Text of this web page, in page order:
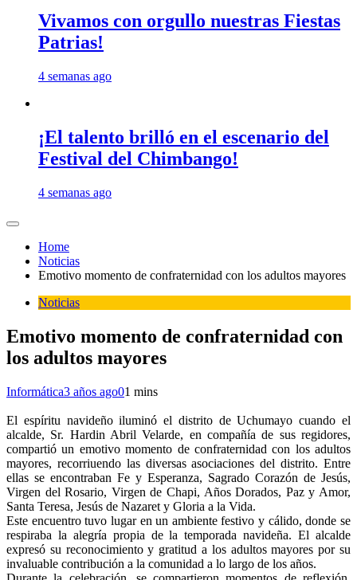
Vivamos con orgullo nuestras Fiestas
Patrias!
4 semanas ago
¡El talento brilló en el escenario del
Festival del Chimbango!
4 semanas ago
Home
Noticias
Emotivo momento de confraternidad con los adultos mayores
Noticias
Emotivo momento de confraternidad con
los adultos mayores
Informática3 años ago01 mins
El espíritu navideño iluminó el distrito de Uchumayo cuando el
alcalde, Sr. Hardin Abril Velarde, en compañía de sus regidores,
compartió un emotivo momento de confraternidad con los adultos
mayores, recorriuendo las diversas asociaciones del distrito. Entre
ellas se encontraban Fe y Esperanza, Sagrado Corazón de Jesús,
Virgen del Rosario, Virgen de Chapi, Años Dorados, Paz y Amor,
Santa Teresa, Jesús de Nazaret y Gloria a la Vida.
Este encuentro tuvo lugar en un ambiente festivo y cálido, donde se
respiraba la alegría propia de la temporada navideña. El alcalde
expresó su reconocimiento y gratitud a los adultos mayores por su
invaluable contribución a la comunidad a lo largo de los años.